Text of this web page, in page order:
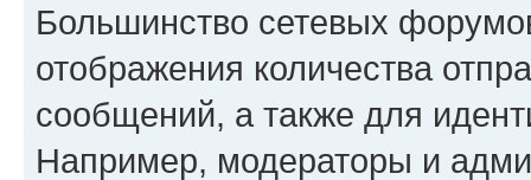
Большинство сетевых
отображения количества
сообщений, а также для
Например, модераторы и